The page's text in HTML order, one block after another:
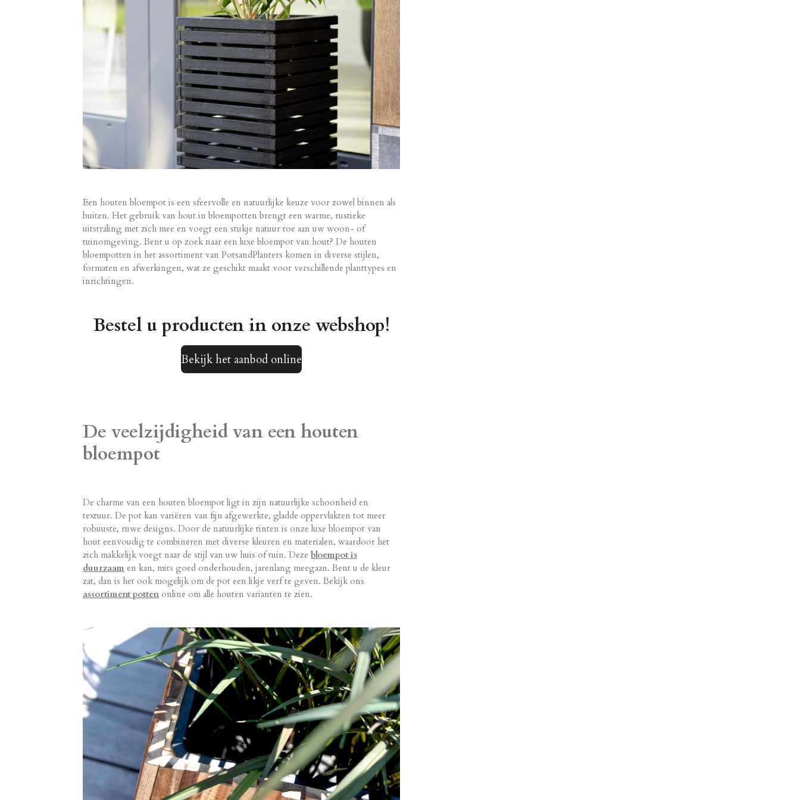
Een houten bloempot is een sfeervolle en natuurlijke keuze voor zowel binnen als
buiten. Het gebruik van hout in bloempotten brengt een warme, rustieke
uitstraling met zich mee en voegt een stukje natuur toe aan uw woon- of
tuinomgeving. Bent u op zoek naar een luxe bloempot van hout? De houten
bloempotten in het assortiment van PotsandPlanters komen in diverse stijlen,
formaten en afwerkingen, wat ze geschikt maakt voor verschillende planttypes en
inrichtingen.
Bestel u producten in onze webshop!
Bekijk het aanbod online
De veelzijdigheid van een houten
bloempot
De charme van een houten bloempot ligt in zijn natuurlijke schoonheid en
textuur. De pot kan variëren van fijn afgewerkte, gladde oppervlakten tot meer
robuuste, ruwe designs. Door de natuurlijke tinten is onze luxe bloempot van
hout eenvoudig te combineren met diverse kleuren en materialen, waardoor het
zich makkelijk voegt naar de stijl van uw huis of tuin. Deze bloempot is
duurzaam en kan, mits goed onderhouden, jarenlang meegaan. Bent u de kleur
zat, dan is het ook mogelijk om de pot een likje verf te geven. Bekijk ons
assortiment potten online om alle houten varianten te zien.